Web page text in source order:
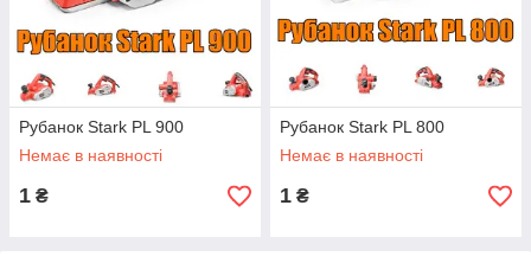
Рубанок Stark PL 900
Немає в наявності
1 ₴
Рубанок Stark PL 800
Немає в наявності
1 ₴